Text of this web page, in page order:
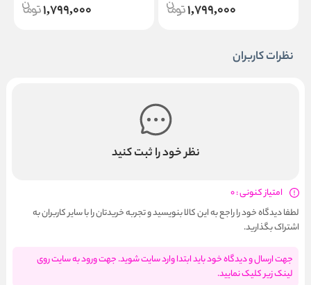
1,799,000
1,799,000
نظرات کاربران
نظر خود را ثبت کنید
امتیاز کنونی : 0
لطفا دیدگاه خود را راجع به این کالا بنویسید و تجربه خریدتان را با سایر کاربران به
اشتراک بگذارید.
جهت ارسال و دیدگاه خود باید ابتدا وارد سایت شوید. جهت ورود به سایت روی
لینک زیر کلیک نمایید.